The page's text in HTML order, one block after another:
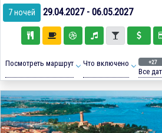
7 ночей 29.04.2027 - 06.05.2027
Посмотреть маршрут Что включено +27
Все